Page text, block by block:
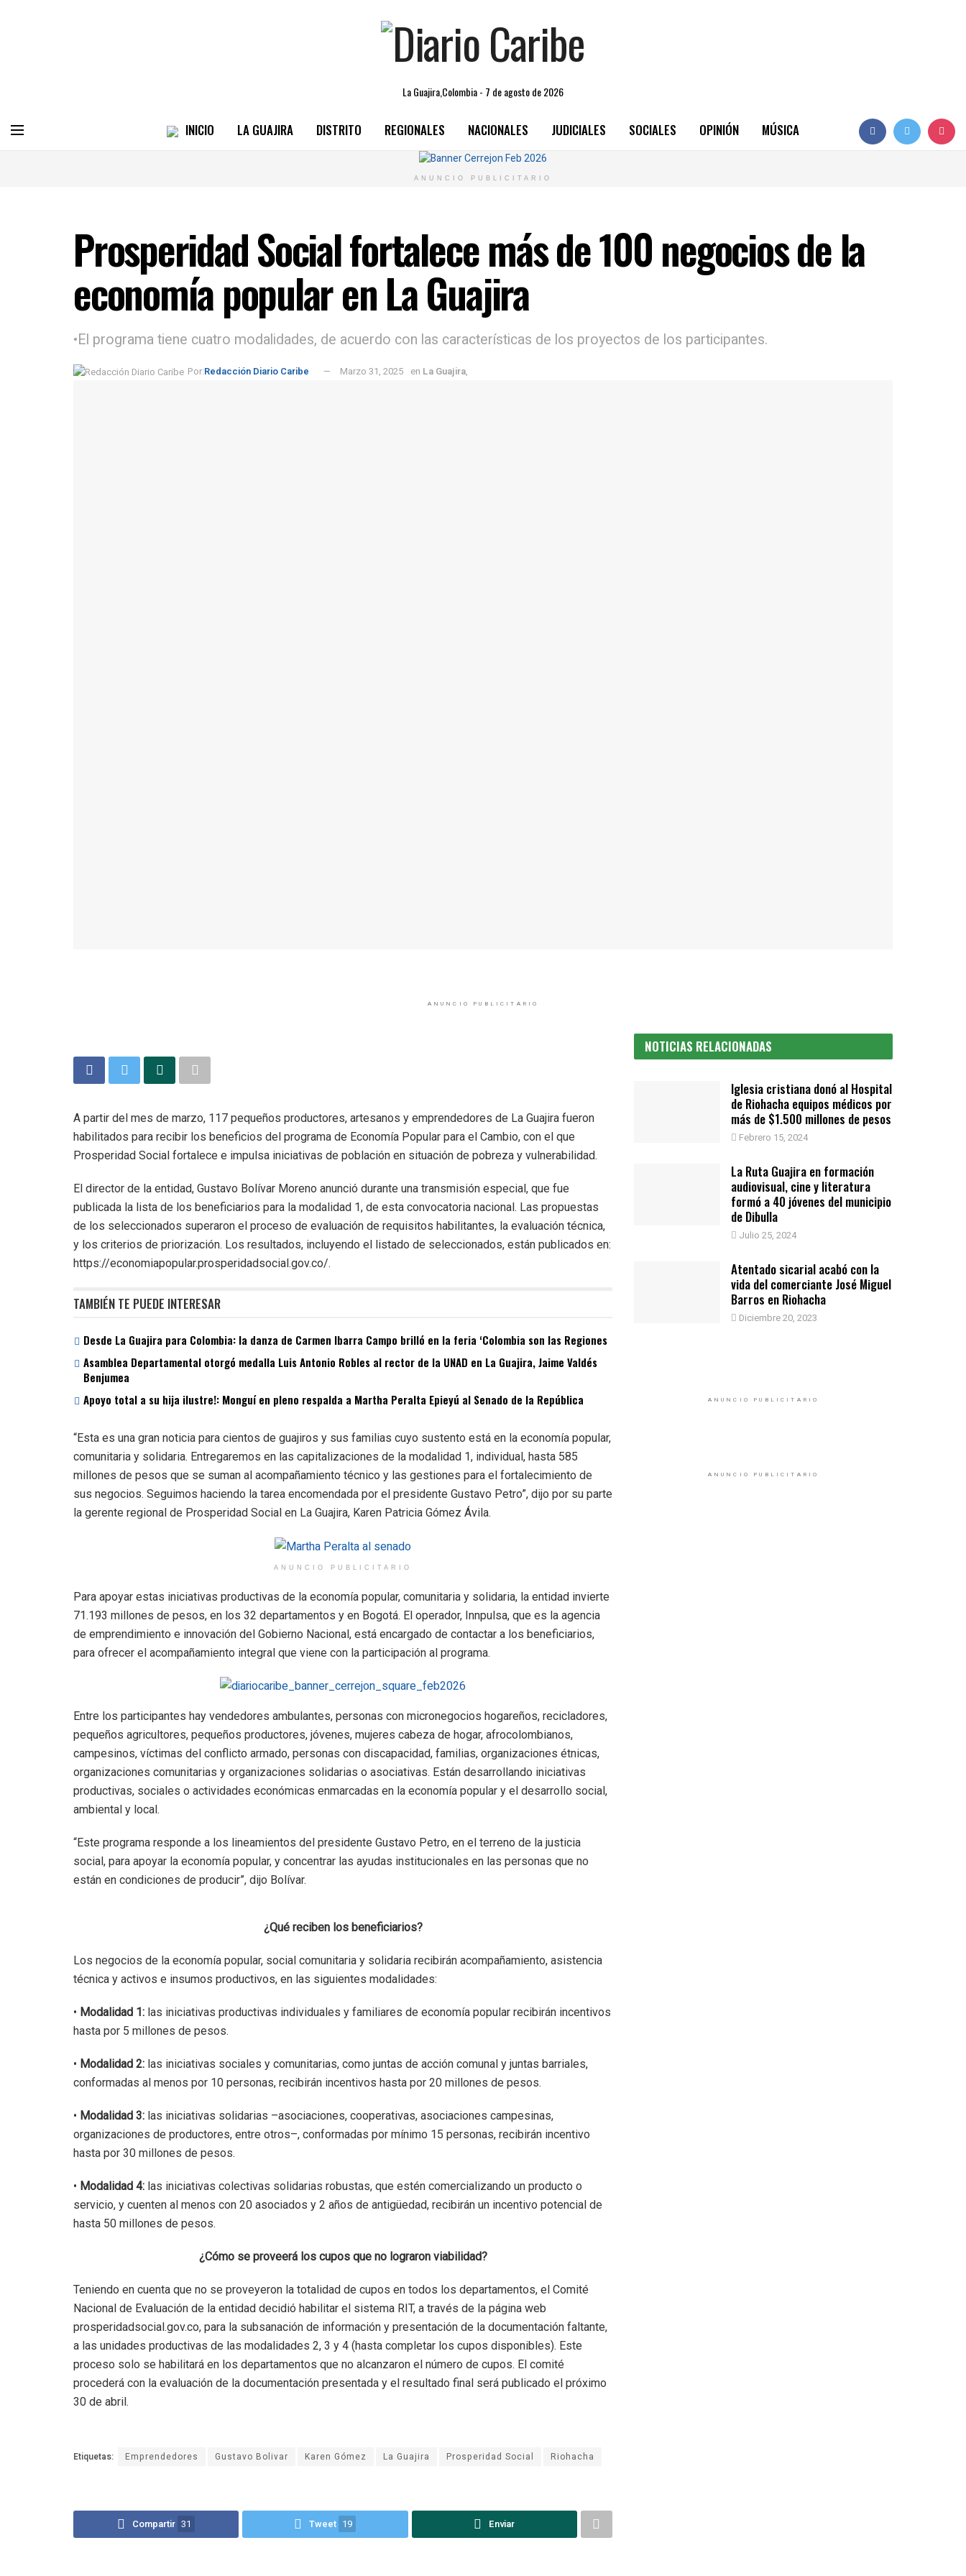
La Guajira,Colombia - 7 de agosto de 2026
INICIO LA GUAJIRA DISTRITO REGIONALES NACIONALES JUDICIALES SOCIALES OPINIÓN MÚSICA
ANUNCIO PUBLICITARIO
Prosperidad Social fortalece más de 100 negocios de la
economía popular en La Guajira
•El programa tiene cuatro modalidades, de acuerdo con las características de los proyectos de los participantes.
Por:Redacción Diario Caribe Marzo 31, 2025 en La Guajira,
ANUNCIO PUBLICITARIO
A partir del mes de marzo, 117 pequeños productores, artesanos y emprendedores de La Guajira fueron
habilitados para recibir los beneficios del programa de Economía Popular para el Cambio, con el que
Prosperidad Social fortalece e impulsa iniciativas de población en situación de pobreza y vulnerabilidad.
El director de la entidad, Gustavo Bolívar Moreno anunció durante una transmisión especial, que fue
publicada la lista de los beneficiarios para la modalidad 1, de esta convocatoria nacional. Las propuestas
de los seleccionados superaron el proceso de evaluación de requisitos habilitantes, la evaluación técnica,
y los criterios de priorización. Los resultados, incluyendo el listado de seleccionados, están publicados en:
https://economiapopular.prosperidadsocial.gov.co/.
TAMBIÉN TE PUEDE INTERESAR
Desde La Guajira para Colombia: la danza de Carmen Ibarra Campo brilló en la feria ‘Colombia son las Regiones
Asamblea Departamental otorgó medalla Luis Antonio Robles al rector de la UNAD en La Guajira, Jaime Valdés
Benjumea
Apoyo total a su hija ilustre!: Monguí en pleno respalda a Martha Peralta Epieyú al Senado de la República
“Esta es una gran noticia para cientos de guajiros y sus familias cuyo sustento está en la economía popular,
comunitaria y solidaria. Entregaremos en las capitalizaciones de la modalidad 1, individual, hasta 585
millones de pesos que se suman al acompañamiento técnico y las gestiones para el fortalecimiento de
sus negocios. Seguimos haciendo la tarea encomendada por el presidente Gustavo Petro”, dijo por su parte
la gerente regional de Prosperidad Social en La Guajira, Karen Patricia Gómez Ávila.
ANUNCIO PUBLICITARIO
Para apoyar estas iniciativas productivas de la economía popular, comunitaria y solidaria, la entidad invierte
71.193 millones de pesos, en los 32 departamentos y en Bogotá. El operador, Innpulsa, que es la agencia
de emprendimiento e innovación del Gobierno Nacional, está encargado de contactar a los beneficiarios,
para ofrecer el acompañamiento integral que viene con la participación al programa.
Entre los participantes hay vendedores ambulantes, personas con micronegocios hogareños, recicladores,
pequeños agricultores, pequeños productores, jóvenes, mujeres cabeza de hogar, afrocolombianos,
campesinos, víctimas del conflicto armado, personas con discapacidad, familias, organizaciones étnicas,
organizaciones comunitarias y organizaciones solidarias o asociativas. Están desarrollando iniciativas
productivas, sociales o actividades económicas enmarcadas en la economía popular y el desarrollo social,
ambiental y local.
“Este programa responde a los lineamientos del presidente Gustavo Petro, en el terreno de la justicia
social, para apoyar la economía popular, y concentrar las ayudas institucionales en las personas que no
están en condiciones de producir”, dijo Bolívar.
¿Qué reciben los beneficiarios?
Los negocios de la economía popular, social comunitaria y solidaria recibirán acompañamiento, asistencia
técnica y activos e insumos productivos, en las siguientes modalidades:
• Modalidad 1: las iniciativas productivas individuales y familiares de economía popular recibirán incentivos
hasta por 5 millones de pesos.
• Modalidad 2: las iniciativas sociales y comunitarias, como juntas de acción comunal y juntas barriales,
conformadas al menos por 10 personas, recibirán incentivos hasta por 20 millones de pesos.
• Modalidad 3: las iniciativas solidarias –asociaciones, cooperativas, asociaciones campesinas,
organizaciones de productores, entre otros–, conformadas por mínimo 15 personas, recibirán incentivo
hasta por 30 millones de pesos.
• Modalidad 4: las iniciativas colectivas solidarias robustas, que estén comercializando un producto o
servicio, y cuenten al menos con 20 asociados y 2 años de antigüedad, recibirán un incentivo potencial de
hasta 50 millones de pesos.
¿Cómo se proveerá los cupos que no lograron viabilidad?
Teniendo en cuenta que no se proveyeron la totalidad de cupos en todos los departamentos, el Comité
Nacional de Evaluación de la entidad decidió habilitar el sistema RIT, a través de la página web
prosperidadsocial.gov.co, para la subsanación de información y presentación de la documentación faltante,
a las unidades productivas de las modalidades 2, 3 y 4 (hasta completar los cupos disponibles). Este
proceso solo se habilitará en los departamentos que no alcanzaron el número de cupos. El comité
procederá con la evaluación de la documentación presentada y el resultado final será publicado el próximo
30 de abril.
Etiquetas: Emprendedores Gustavo Bolivar Karen Gómez La Guajira Prosperidad Social Riohacha
Compartir 31 Tweet 19 Enviar
NOTICIAS RELACIONADAS
Iglesia cristiana donó al Hospital
de Riohacha equipos médicos por
más de $1.500 millones de pesos
Febrero 15, 2024
La Ruta Guajira en formación
audiovisual, cine y literatura
formó a 40 jóvenes del municipio
de Dibulla
Julio 25, 2024
Atentado sicarial acabó con la
vida del comerciante José Miguel
Barros en Riohacha
Diciembre 20, 2023
ANUNCIO PUBLICITARIO
ANUNCIO PUBLICITARIO